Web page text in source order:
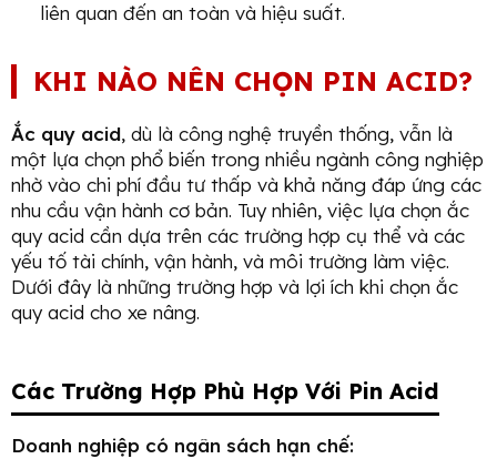
liên quan đến an toàn và hiệu suất.
KHI NÀO NÊN CHỌN PIN ACID?
Ắc quy acid, dù là công nghệ truyền thống, vẫn là
một lựa chọn phổ biến trong nhiều ngành công nghiệp
nhờ vào chi phí đầu tư thấp và khả năng đáp ứng các
nhu cầu vận hành cơ bản. Tuy nhiên, việc lựa chọn ắc
quy acid cần dựa trên các trường hợp cụ thể và các
yếu tố tài chính, vận hành, và môi trường làm việc.
Dưới đây là những trường hợp và lợi ích khi chọn ắc
quy acid cho xe nâng.
Các Trường Hợp Phù Hợp Với Pin Acid
Doanh nghiệp có ngân sách hạn chế: